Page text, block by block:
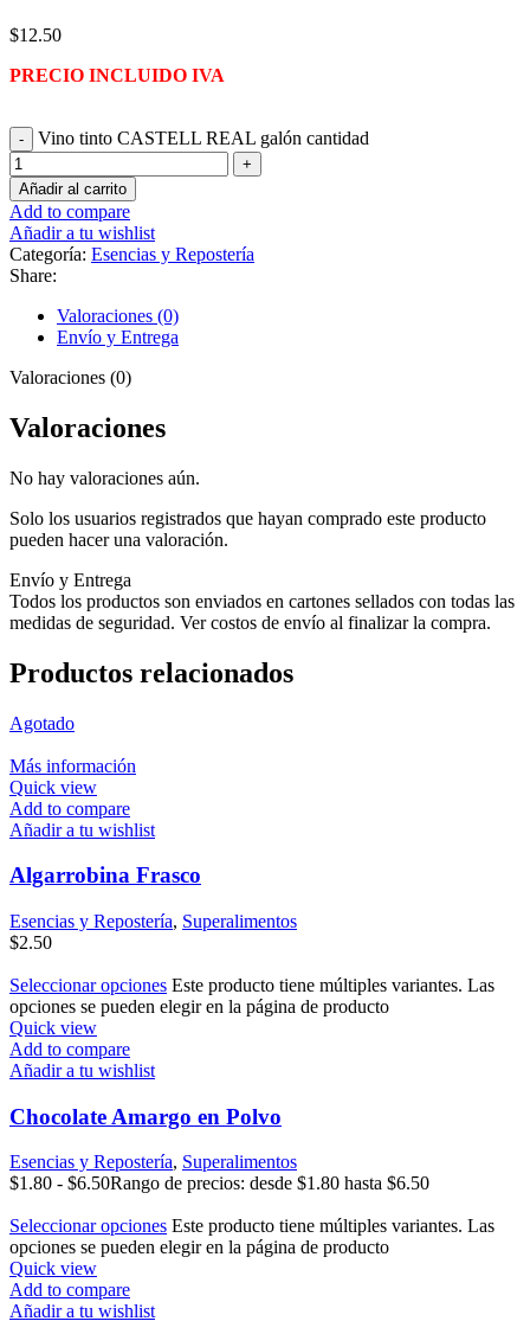
$12.50
PRECIO INCLUIDO IVA
Vino tinto CASTELL REAL galón cantidad
Añadir al carrito
Add to compare
Añadir a tu wishlist
Categoría: Esencias y Repostería
Share:
Valoraciones (0)
Envío y Entrega
Valoraciones (0)
Valoraciones
No hay valoraciones aún.
Solo los usuarios registrados que hayan comprado este producto
pueden hacer una valoración.
Envío y Entrega
Todos los productos son enviados en cartones sellados con todas las
medidas de seguridad. Ver costos de envío al finalizar la compra.
Productos relacionados
Agotado
Más información
Quick view
Add to compare
Añadir a tu wishlist
Algarrobina Frasco
Esencias y Repostería, Superalimentos
$2.50
Seleccionar opciones Este producto tiene múltiples variantes. Las
opciones se pueden elegir en la página de producto
Quick view
Add to compare
Añadir a tu wishlist
Chocolate Amargo en Polvo
Esencias y Repostería, Superalimentos
$1.80 - $6.50Rango de precios: desde $1.80 hasta $6.50
Seleccionar opciones Este producto tiene múltiples variantes. Las
opciones se pueden elegir en la página de producto
Quick view
Add to compare
Añadir a tu wishlist